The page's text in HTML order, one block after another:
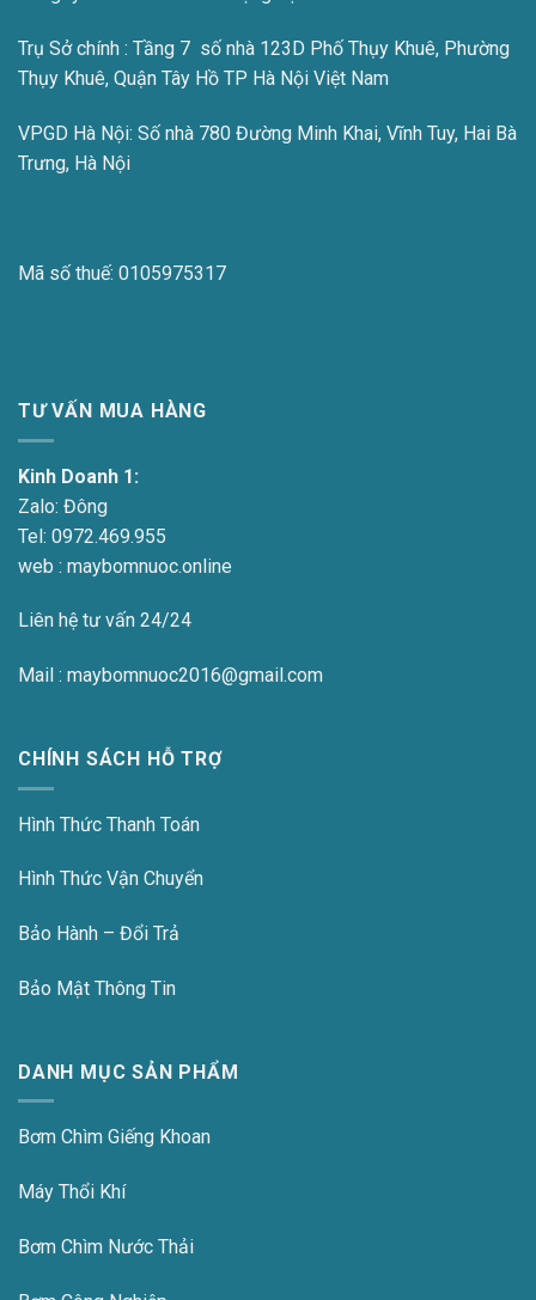
Trụ Sở chính : Tầng 7 số nhà 123D Phố Thụy Khuê, Phường
Thụy Khuê, Quận Tây Hồ TP Hà Nội Việt Nam
VPGD Hà Nội: Số nhà 780 Đường Minh Khai, Vĩnh Tuy, Hai Bà
Trưng, Hà Nội
Mã số thuế: 0105975317
TƯ VẤN MUA HÀNG
Kinh Doanh 1:
Zalo: Đông
Tel: 0972.469.955
web : maybomnuoc.online
Liên hệ tư vấn 24/24
Mail : maybomnuoc2016@gmail.com
CHÍNH SÁCH HỖ TRỢ
Hình Thức Thanh Toán
Hình Thức Vận Chuyển
Bảo Hành – Đổi Trả
Bảo Mật Thông Tin
DANH MỤC SẢN PHẨM
Bơm Chìm Giếng Khoan
Máy Thổi Khí
Bơm Chìm Nước Thải